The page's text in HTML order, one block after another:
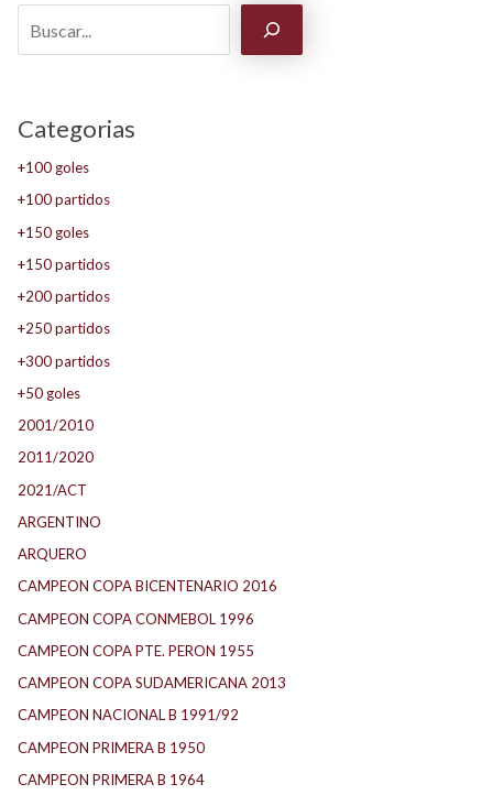
Categorias
+100 goles
+100 partidos
+150 goles
+150 partidos
+200 partidos
+250 partidos
+300 partidos
+50 goles
2001/2010
2011/2020
2021/ACT
ARGENTINO
ARQUERO
CAMPEON COPA BICENTENARIO 2016
CAMPEON COPA CONMEBOL 1996
CAMPEON COPA PTE. PERON 1955
CAMPEON COPA SUDAMERICANA 2013
CAMPEON NACIONAL B 1991/92
CAMPEON PRIMERA B 1950
CAMPEON PRIMERA B 1964